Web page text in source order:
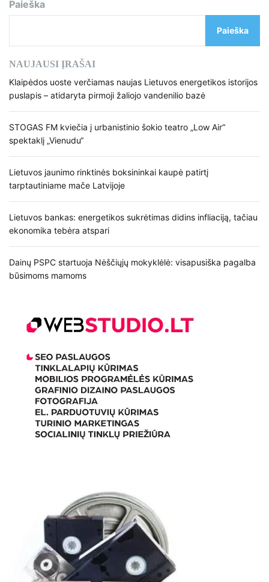
v
g
a
c
i
a
a
r
p
Paieška
Paieška
NAUJAUSI ĮRAŠAI
Klaipėdos uoste verčiamas naujas Lietuvos energetikos istorijos
puslapis – atidaryta pirmoji žaliojo vandenilio bazė
STOGAS FM kviečia į urbanistinio šokio teatro „Low Air“
spektaklį „Vienudu“
Lietuvos jaunimo rinktinės boksininkai kaupė patirtį
tarptautiniame mače Latvijoje
Lietuvos bankas: energetikos sukrėtimas didins infliaciją, tačiau
ekonomika tebėra atspari
Dainų PSPC startuoja Nėščiųjų mokyklėlė: visapusiška pagalba
būsimoms mamoms